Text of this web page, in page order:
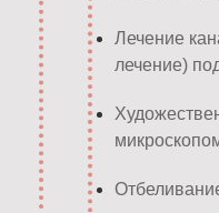
Лечение
лечение)